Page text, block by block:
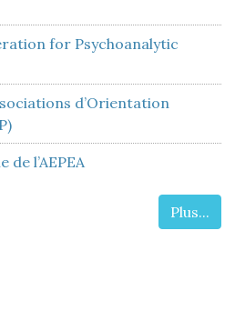
for Psychoanalytic
d’Orientation
l’AEPEA
Plus...